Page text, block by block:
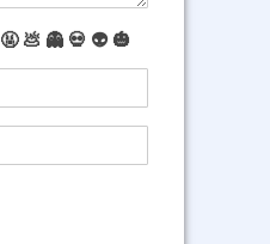
🤬 💩 👻 💀 👽 🎃